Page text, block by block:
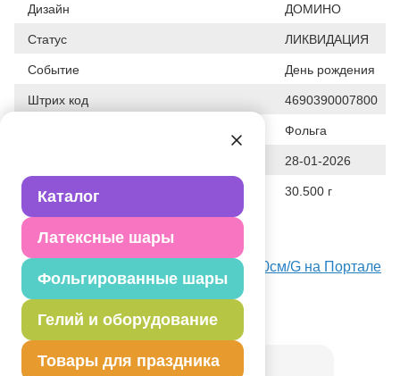
Каталог
Латексные шары
Фольгированные шары
Гелий и оборудование
Товары для праздника
Дизайн ДОМИНО
Статус ЛИКВИДАЦИЯ
Событие День рождения
Штрих код 4690390007800
Фольга
28-01-2026
Вес 30.500 г
Описание товара
Перетяжка, украшение интерьера.
Посмотреть Баннер HB Формула1 360см/G на Портале
оптовых закупок
Товар из коллекцииМашинки